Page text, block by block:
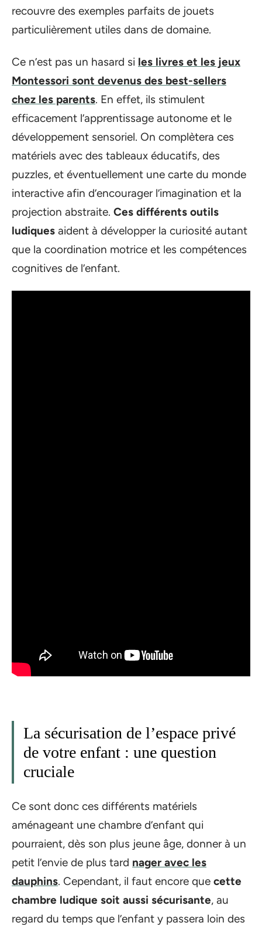
recouvre des exemples parfaits de jouets
particulièrement utiles dans de domaine.
Ce n’est pas un hasard si les livres et les jeux
Montessori sont devenus des best-sellers
chez les parents. En effet, ils stimulent
efficacement l’apprentissage autonome et le
développement sensoriel. On complètera ces
matériels avec des tableaux éducatifs, des
puzzles, et éventuellement une carte du monde
interactive afin d’encourager l’imagination et la
projection abstraite. Ces différents outils
ludiques aident à développer la curiosité autant
que la coordination motrice et les compétences
cognitives de l’enfant.
La sécurisation de l’espace privé
de votre enfant : une question
cruciale
Ce sont donc ces différents matériels
aménageant une chambre d’enfant qui
pourraient, dès son plus jeune âge, donner à un
petit l’envie de plus tard nager avec les
dauphins. Cependant, il faut encore que cette
chambre ludique soit aussi sécurisante, au
regard du temps que l’enfant y passera loin des